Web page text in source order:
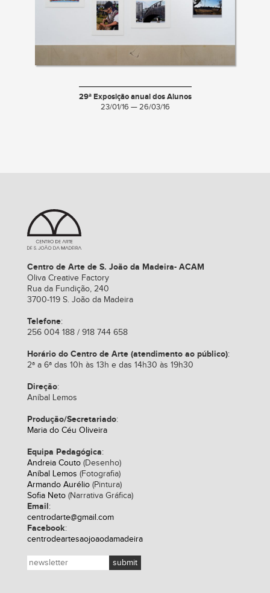
29ª Exposição anual dos Alunos
23/01/16 — 26/03/16
Centro de Arte de S. João da Madeira- ACAM
Oliva Creative Factory
Rua da Fundição, 240
3700-119 S. João da Madeira
Telefone:
256 004 188 / 918 744 658
Horário do Centro de Arte (atendimento ao público):
2ª a 6ª das 10h às 13h e das 14h30 às 19h30
Direção:
Aníbal Lemos
Produção/Secretariado:
Maria do Céu Oliveira
Equipa Pedagógica:
Andreia Couto (Desenho)
Aníbal Lemos (Fotografia)
Armando Aurélio (Pintura)
Sofia Neto (Narrativa Gráfica)
Email:
centrodarte@gmail.com
Facebook:
centrodeartesaojoaodamadeira